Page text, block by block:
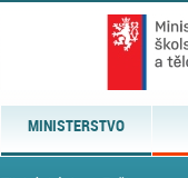
MINISTERSTVO